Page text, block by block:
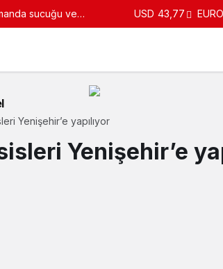
sucuğu ve USD 43,77 EURO
Yenişehir’e yapılıyor
Yenişehir’e